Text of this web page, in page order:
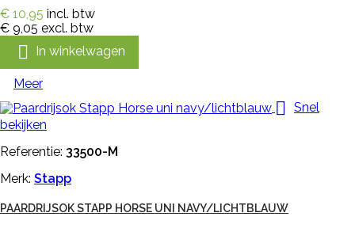
€ 10,95 incl. btw
€ 9,05 excl. btw
 In winkelwagen
Meer
 Snel
bekijken
Referentie: 33500-M
Merk: Stapp
PAARDRIJSOK STAPP HORSE UNI NAVY/LICHTBLAUW